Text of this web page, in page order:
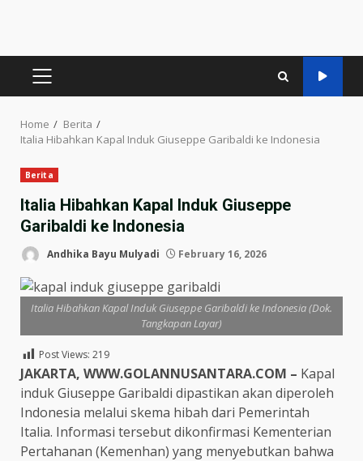
PRIMARY
Home
Berita
Italia Hibahkan Kapal Induk Giuseppe Garibaldi ke Indonesia
Berita
Italia Hibahkan Kapal Induk Giuseppe
Garibaldi ke Indonesia
Andhika Bayu Mulyadi February 16, 2026
Italia Hibahkan Kapal Induk Giuseppe Garibaldi ke Indonesia (Dok.
Tangkapan Layar)
Post Views: 219
JAKARTA, WWW.GOLANNUSANTARA.COM – Kapal
induk Giuseppe Garibaldi dipastikan akan diperoleh
Indonesia melalui skema hibah dari Pemerintah
Italia. Informasi tersebut dikonfirmasi Kementerian
Pertahanan (Kemenhan) yang menyebutkan bahwa